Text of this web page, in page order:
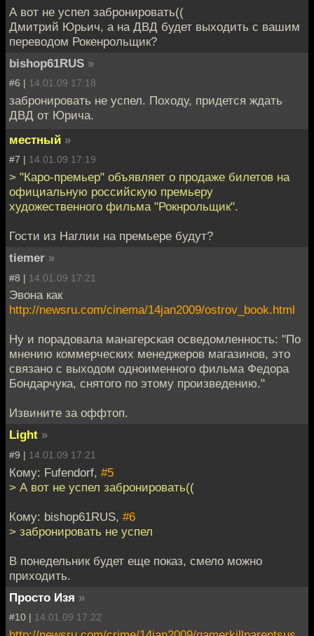
А вот не успел забронировать((
Дмитрий Юрьич, а на ДВД будет выходить с вашим
переводом Рокенрольщик?
bishop61RUS »
#6 | 14.01.09 17:18
забронировать не успел. Походу, придется ждать
ДВД от Юрича.
местный »
#7 | 14.01.09 17:19
> "Каро-премьер" объявляет о продаже билетов на
официальную российскую премьеру
художественного фильма "Рокнрольщик".
Гости из Наглии на премьере будут?
tiemer »
#8 | 14.01.09 17:21
Эвона как
http://newsru.com/cinema/14jan2009/ostrov_book.html
Ну и порадовала манагерская осведомленность: "По
мнению коммерческих менеджеров магазинов, это
связано с выходом одноименного фильма Федора
Бондарчука, снятого по этому произведению."
Извините за оффтоп.
Light »
#9 | 14.01.09 17:21
Кому: Fufendorf, #5
> А вот не успел забронировать((
Кому: bishop61RUS, #6
> забронировать не успел
В понедельник будет еще показ, смело можно
приходить.
Просто Изя »
#10 | 14.01.09 17:22